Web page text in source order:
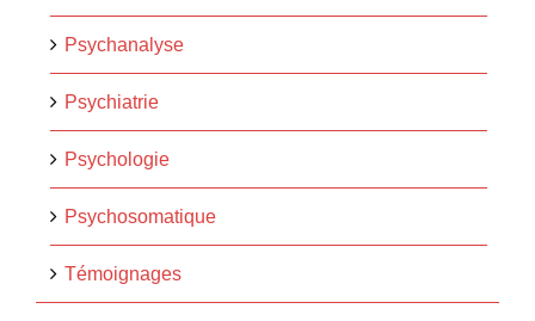
Psychanalyse
Psychiatrie
Psychologie
Psychosomatique
Témoignages